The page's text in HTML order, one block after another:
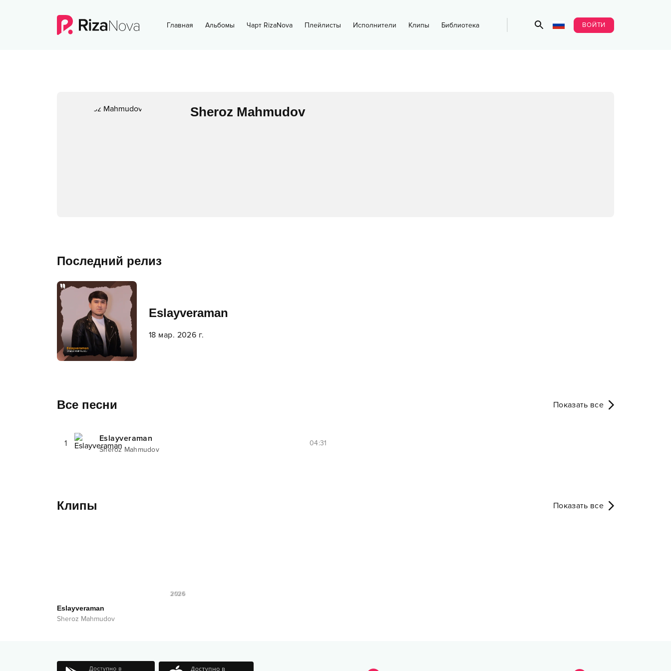
Главная Альбомы Чарт RizaNova Плейлисты Исполнители Клипы Библиотека ВОЙТИ
Sheroz Mahmudov
Последний релиз
Eslayveraman
18 мар. 2026 г.
Все песни Показать все
1 Eslayveraman
Sheroz Mahmudov
04:31
Клипы Показать все
2026
Eslayveraman
Sheroz Mahmudov